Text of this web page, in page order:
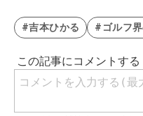
#吉本ひかる #ゴルフ